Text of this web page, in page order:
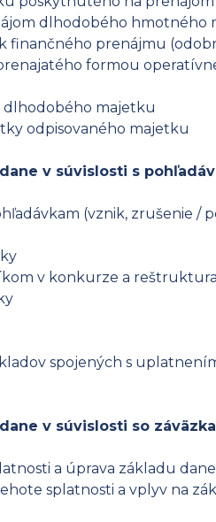
dlhodobého hmotného
finančného prenájmu
formou
dlhodobého majetku
odpisovaného majetku
v súvislosti s
(vznik, zrušenie /
v konkurze a
spojených s
v súvislosti so
a úprava základu dane
splatnosti a vplyv na